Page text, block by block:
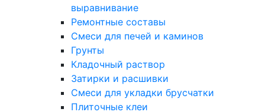
выравнивание
Ремонтные составы
Смеси для печей и каминов
Грунты
Кладочный раствор
Затирки и расшивки
Смеси для укладки брусчатки
Плиточные клеи